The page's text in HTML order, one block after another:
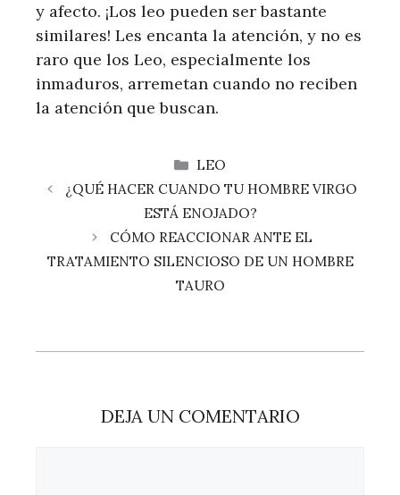
y afecto. ¡Los leo pueden ser bastante
similares! Les encanta la atención, y no es
raro que los Leo, especialmente los
inmaduros, arremetan cuando no reciben
la atención que buscan.
CATEGORÍAS
LEO
¿QUÉ HACER CUANDO TU HOMBRE VIRGO
ESTÁ ENOJADO?
CÓMO REACCIONAR ANTE EL
TRATAMIENTO SILENCIOSO DE UN HOMBRE
TAURO
DEJA UN COMENTARIO